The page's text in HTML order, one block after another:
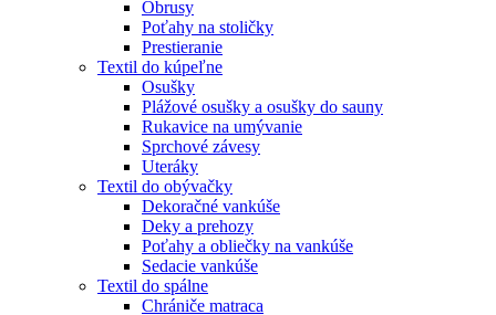
Obrusy
Poťahy na stoličky
Prestieranie
Textil do kúpeľne
Osušky
Plážové osušky a osušky do sauny
Rukavice na umývanie
Sprchové závesy
Uteráky
Textil do obývačky
Dekoračné vankúše
Deky a prehozy
Poťahy a obliečky na vankúše
Sedacie vankúše
Textil do spálne
Chrániče matraca